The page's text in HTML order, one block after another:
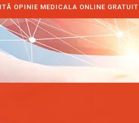
OPINIE MEDICALA ONLINE GRATUIT